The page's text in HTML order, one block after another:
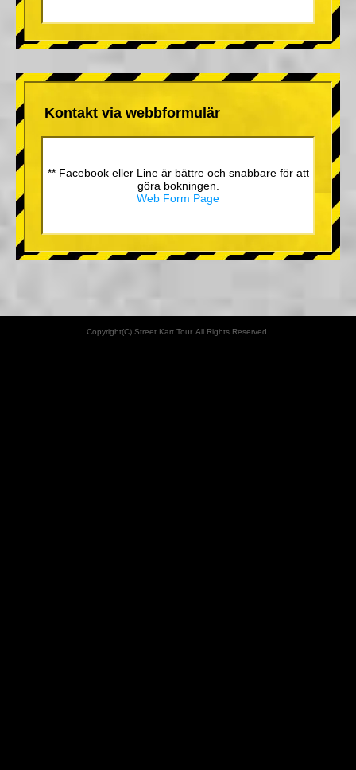
Kontakt via webbformulär
** Facebook eller Line är bättre och snabbare för att
göra bokningen.
Web Form Page
Copyright(C) Street Kart Tour. All Rights Reserved.